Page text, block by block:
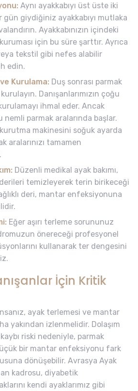
Aynı ayakkabıyı üst üste iki
giydiğiniz ayakkabıyı mutlaka
Ayakkabınızın içindeki
için bu süre şarttır. Ayrıca
tekstil gibi nefes alabilir
edin.
Kurulama: Duş sonrası parmak
Danışanlarımızın çoğu
ihmal eder. Ancak
nemli parmak aralarında başlar.
makinesini soğuk ayarda
aralarınızı tamamen
Düzenli medikal ayak bakımı,
derileri temizleyerek terin birikeceği
deri, mantar enfeksiyonuna
Eğer aşırı terleme sorununuz
önereceği profesyonel
kullanarak ter dengesini
İçin Kritik
ayak terlemesi ve mantar
yakından izlenmelidir. Dolaşım
riski nedeniyle, parmak
bir mantar enfeksiyonu fark
dönüşebilir. Avrasya Ayak
kadrosu, diyabetik
kendi ayaklarımız gibi